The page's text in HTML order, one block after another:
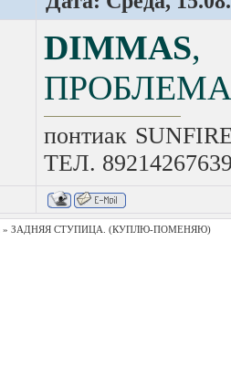
DIMMAS,
понтиак
ТЕЛ.
» ЗАДНЯЯ СТУПИЦА. (КУПЛЮ-ПОМЕНЯЮ)